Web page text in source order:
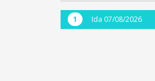
Ida 07/08/2026